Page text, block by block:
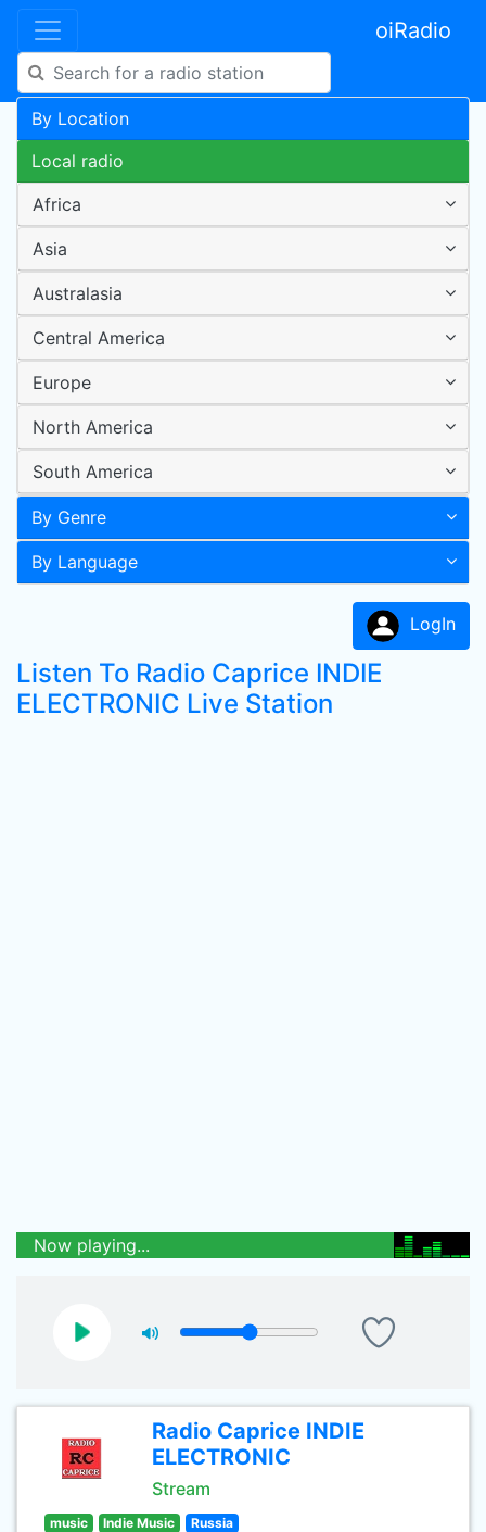
oiRadio
By Location
Local radio
Africa
Asia
Australasia
Central America
Europe
North America
South America
By Genre
By Language
LogIn
Listen To Radio Caprice INDIE
ELECTRONIC Live Station
Now playing...
Radio Caprice INDIE
ELECTRONIC
Stream
music Indie Music Russia